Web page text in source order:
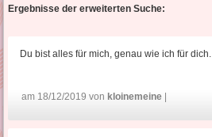
Ergebnisse der erweiterten Suche:
Du bist alles für mich, genau wie ich für dich.
am 18/12/2019 von kloinemeine